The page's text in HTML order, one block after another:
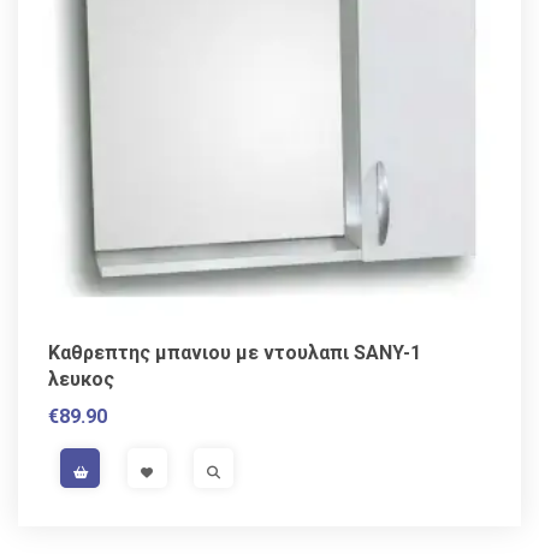
Kαθρεπτης μπανιου με ντουλαπι SANY-1
λευκος
€89.90
VISIT LINKVISIT LINK